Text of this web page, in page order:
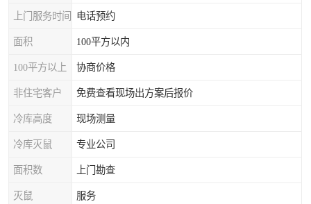
上门服务时间 电话预约
面积 100平方以内
100平方以上 协商价格
非住宅客户 免费查看现场出方案后报价
冷库高度 现场测量
冷库灭鼠 专业公司
面积数 上门勘查
灭鼠 服务